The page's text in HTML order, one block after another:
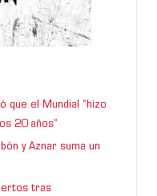
que el Mundial “hizo
20 años”
y Aznar suma un
tras